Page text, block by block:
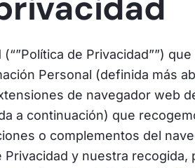
de Privacidad””)
Personal (definida más
de navegador web de
a continuación) que
o complementos del
y nuestra